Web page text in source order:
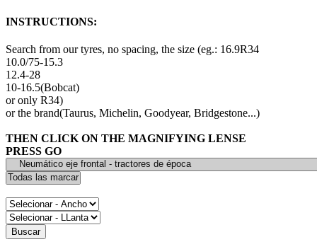
INSTRUCTIONS:
Search from our tyres, no spacing, the size (eg.: 16.9R34
10.0/75-15.3
12.4-28
10-16.5(Bobcat)
or only R34)
or the brand(Taurus, Michelin, Goodyear, Bridgestone...)
THEN CLICK ON THE MAGNIFYING LENSE
PRESS GO